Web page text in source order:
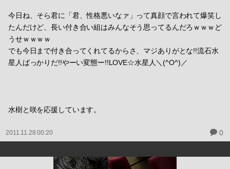
今日ね、そら君に「君、性格悪いなァ」って真顔で言われて爆笑し
たんだけど、長い付き合い組はみんなそう思ってるんだろｗｗｗど
うせｗｗｗｗ
でも今日まで付き合ってくれてるからさ、マジありがとな!!流石水
星人ばっかりだ!!やーい変態ー!!LOVE☆水星人＼(^O^)／
水樹と咲を応援しています。
2011.11.28 00:20 0